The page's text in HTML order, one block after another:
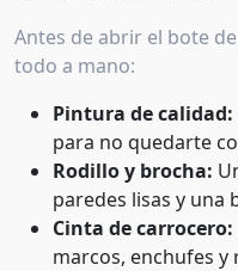
Antes de abrir el bote
todo a mano:
Pintura de calidad:
para no quedarte
Rodillo y brocha:
paredes lisas y una
Cinta de carrocero:
marcos, enchufes y